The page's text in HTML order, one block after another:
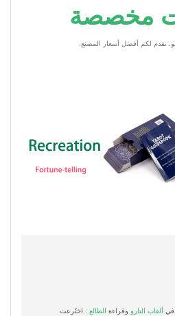
مخصصة
نقدم لكم أفضل أسعار المصنع.
في ألعاب التارو وقراءة الطالع . اختُرعت